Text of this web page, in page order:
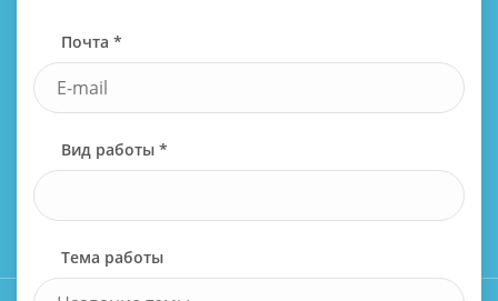
Почта *
Вид работы *
Тема работы